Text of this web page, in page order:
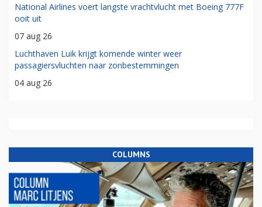
National Airlines voert langste vrachtvlucht met Boeing 777F
ooit uit
07 aug 26
Luchthaven Luik krijgt komende winter weer
passagiersvluchten naar zonbestemmingen
04 aug 26
COLUMNS